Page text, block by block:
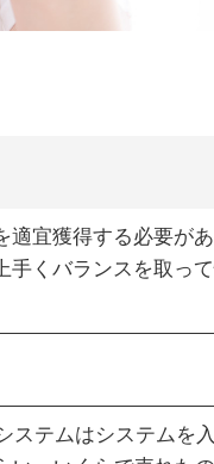
宜獲得する必要が
くバランスを取っ
テムはシステムを